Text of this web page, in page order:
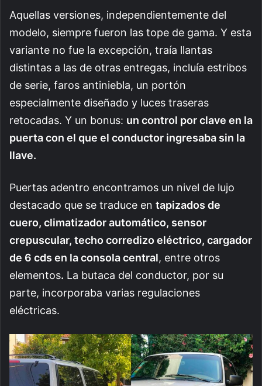
Aquellas versiones, independientemente del
modelo, siempre fueron las tope de gama. Y esta
variante no fue la excepción, traía llantas
distintas a las de otras entregas, incluía estribos
de serie, faros antiniebla, un portón
especialmente diseñado y luces traseras
retocadas. Y un bonus: un control por clave en la
puerta con el que el conductor ingresaba sin la
llave.
Puertas adentro encontramos un nivel de lujo
destacado que se traduce en tapizados de
cuero, climatizador automático, sensor
crepuscular, techo corredizo eléctrico, cargador
de 6 cds en la consola central, entre otros
elementos. La butaca del conductor, por su
parte, incorporaba varias regulaciones
eléctricas.